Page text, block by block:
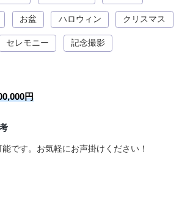
お盆 ハロウィン クリスマス
セレモニー 記念撮影
円
です。お気軽にお声掛けください！